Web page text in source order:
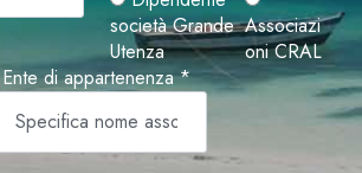
società Grande
Utenza
Associazi
oni CRAL
Ente di appartenenza *